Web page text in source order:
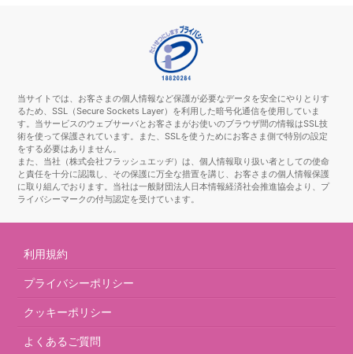
当サイトでは、お客さまの個人情報など保護が必要なデータを安全にやりとりす
るため、SSL（Secure Sockets Layer）を利用した暗号化通信を使用していま
す。当サービスのウェブサーバとお客さまがお使いのブラウザ間の情報はSSL技
術を使って保護されています。また、SSLを使うためにお客さま側で特別の設定
をする必要はありません。
また、当社（株式会社フラッシュエッヂ）は、個人情報取り扱い者としての使命
と責任を十分に認識し、その保護に万全な措置を講じ、お客さまの個人情報保護
に取り組んでおります。当社は一般財団法人日本情報経済社会推進協会より、プ
ライバシーマークの付与認定を受けています。
利用規約
プライバシーポリシー
クッキーポリシー
よくあるご質問